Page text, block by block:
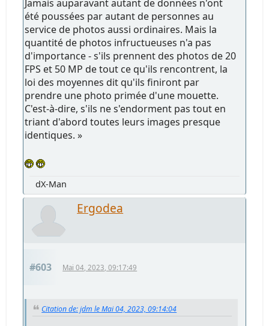
Jamais auparavant autant de données n'ont
été poussées par autant de personnes au
service de photos aussi ordinaires. Mais la
quantité de photos infructueuses n'a pas
d'importance - s'ils prennent des photos de 20
FPS et 50 MP de tout ce qu'ils rencontrent, la
loi des moyennes dit qu'ils finiront par
prendre une photo primée d'une mouette.
C'est-à-dire, s'ils ne s'endorment pas tout en
triant d'abord toutes leurs images presque
identiques. »
dX-Man
Ergodea
#603 Mai 04, 2023, 09:17:49
Citation de: jdm le Mai 04, 2023, 09:14:04